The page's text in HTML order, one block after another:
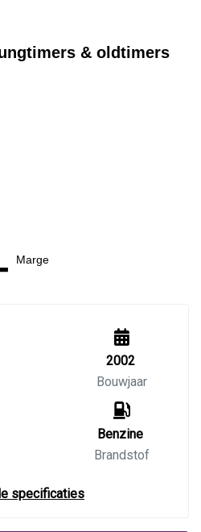
& oldtimers
Marge
2002
Bouwjaar
Benzine
Brandstof
specificaties